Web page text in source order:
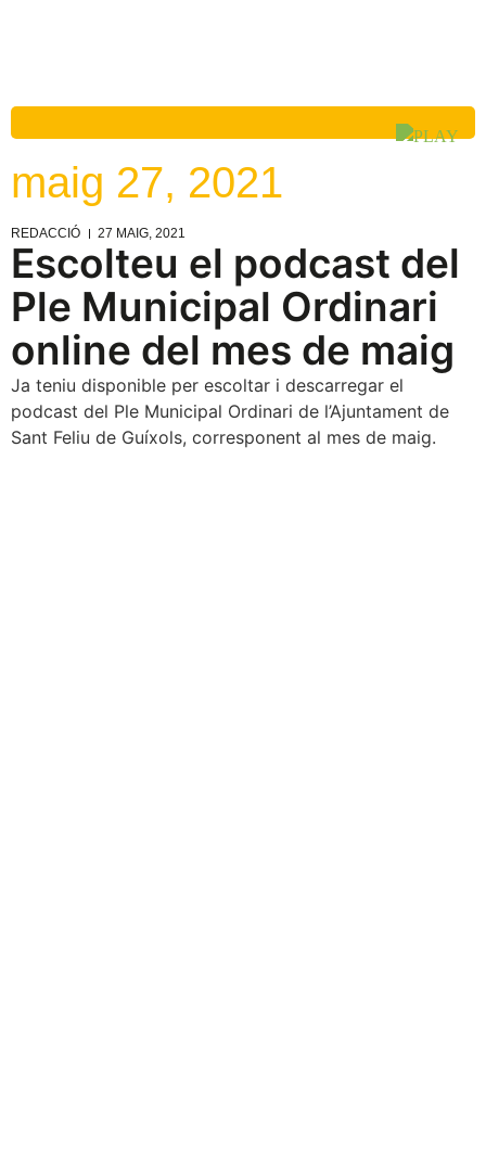
maig 27, 2021
REDACCIÓ 27 MAIG, 2021
Escolteu el podcast del
Ple Municipal Ordinari
online del mes de maig
Ja teniu disponible per escoltar i descarregar el
podcast del Ple Municipal Ordinari de l’Ajuntament de
Sant Feliu de Guíxols, corresponent al mes de maig.